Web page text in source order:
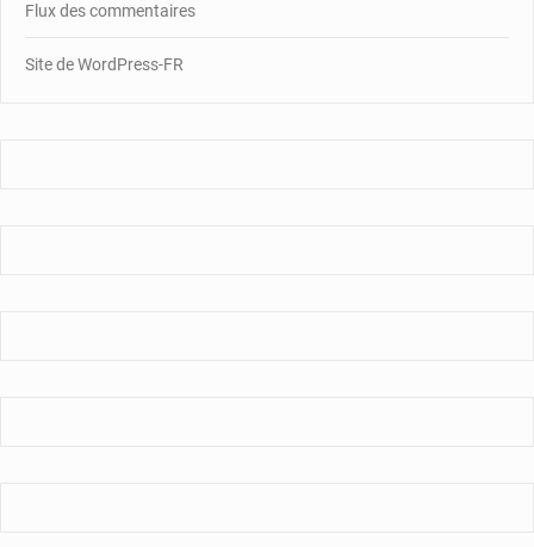
Flux des commentaires
Site de WordPress-FR